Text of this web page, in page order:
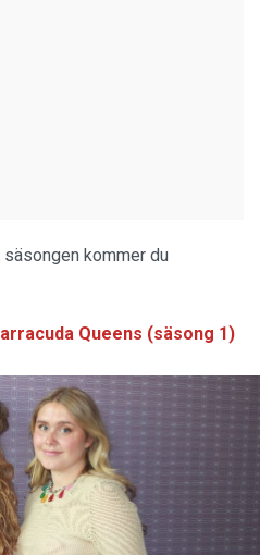
kommer du
Queens (säsong 1)